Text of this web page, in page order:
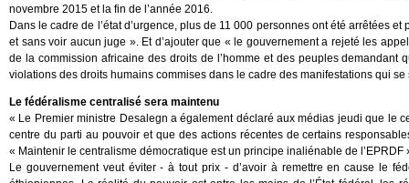
novembre 2015 et la fin de l’année 2016.
Dans le cadre de l’état d’urgence, plus de 11 000 personnes ont été arrêtées
et sans voir aucun juge ». Et d’ajouter que « le gouvernement a rejeté les
de la commission africaine des droits de l’homme et des peuples
violations des droits humains commises dans le cadre des manifestations qui
Le fédéralisme centralisé sera maintenu
« Le Premier ministre Desalegn a également déclaré aux médias jeudi que le
centre du parti au pouvoir et que des actions récentes de certains
« Maintenir le centralisme démocratique est un principe inaliénable de
Le gouvernement veut éviter - à tout prix - d’avoir à remettre en cause le